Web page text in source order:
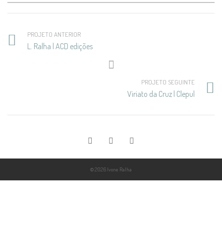
PROJETO ANTERIOR
L. Ralha | ACD edições
PROJETO SEGUINTE
Viriato da Cruz | Clepul
© 2026 Ivone Ralha